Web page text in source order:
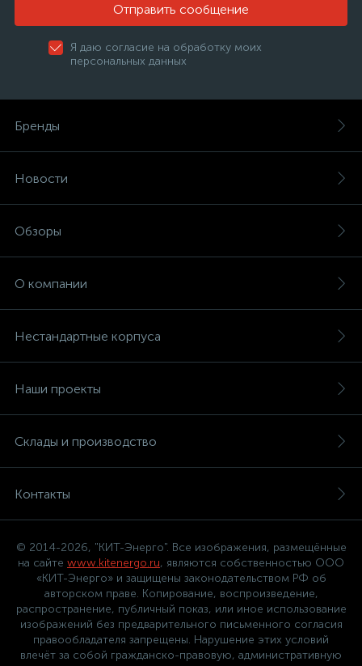
Отправить сообщение
Я даю согласие на обработку моих
персональных данных
Бренды
Новости
Обзоры
О компании
Нестандартные корпуса
Наши проекты
Склады и производство
Контакты
© 2014-2026, "КИТ-Энерго". Все изображения, размещённые
на сайте www.kitenergo.ru, являются собственностью ООО
«КИТ-Энерго» и защищены законодательством РФ об
авторском праве. Копирование, воспроизведение,
распространение, публичный показ, или иное использование
изображений без предварительного письменного согласия
правообладателя запрещены. Нарушение этих условий
влечёт за собой гражданско-правовую, административную